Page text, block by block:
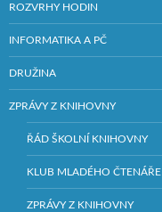
ROZVRHY HODIN
INFORMATIKA A PČ
DRUŽINA
ZPRÁVY Z KNIHOVNY
ŘÁD ŠKOLNÍ KNIHOVNY
KLUB MLADÉHO ČTENÁŘE
ZPRÁVY Z KNIHOVNY